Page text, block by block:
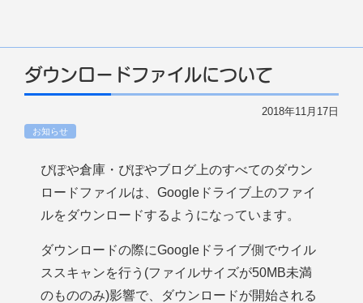
ダウンロードファイルについて
2018年11月17日
お知らせ
ぴぽや倉庫・ぴぽやブログ上のすべてのダウン
ロードファイルは、Googleドライブ上のファイ
ルをダウンロードするようになっています。
ダウンロードの際にGoogleドライブ側でウイル
ススキャンを行う(ファイルサイズが50MB未満
のもののみ)影響で、ダウンロードが開始される